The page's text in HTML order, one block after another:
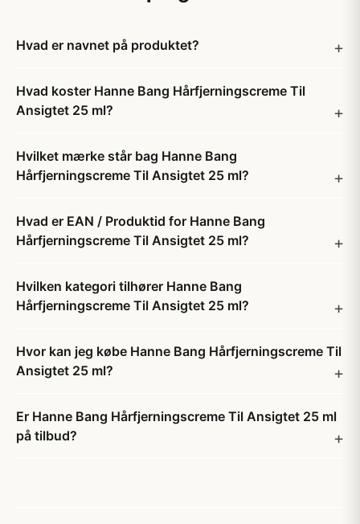
Hvad er navnet på produktet?
Hvad koster Hanne Bang Hårfjerningscreme Til
Ansigtet 25 ml?
Hvilket mærke står bag Hanne Bang
Hårfjerningscreme Til Ansigtet 25 ml?
Hvad er EAN / Produktid for Hanne Bang
Hårfjerningscreme Til Ansigtet 25 ml?
Hvilken kategori tilhører Hanne Bang
Hårfjerningscreme Til Ansigtet 25 ml?
Hvor kan jeg købe Hanne Bang Hårfjerningscreme Til
Ansigtet 25 ml?
Er Hanne Bang Hårfjerningscreme Til Ansigtet 25 ml
på tilbud?